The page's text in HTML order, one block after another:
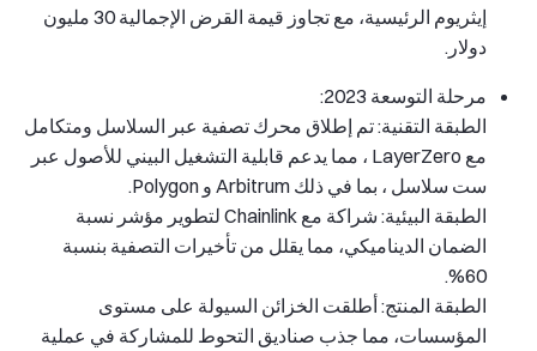
إيثريوم الرئيسية، مع تجاوز قيمة القرض الإجمالية 30 مليون
دولار.
مرحلة التوسعة 2023:
الطبقة التقنية: تم إطلاق محرك تصفية عبر السلاسل ومتكامل
مع LayerZero ، مما يدعم قابلية التشغيل البيني للأصول عبر
ست سلاسل ، بما في ذلك Arbitrum و Polygon.
الطبقة البيئية: شراكة مع Chainlink لتطوير مؤشر نسبة
الضمان الديناميكي، مما يقلل من تأخيرات التصفية بنسبة
60%.
الطبقة المنتج: أطلقت الخزائن السيولة على مستوى
المؤسسات، مما جذب صناديق التحوط للمشاركة في عملية